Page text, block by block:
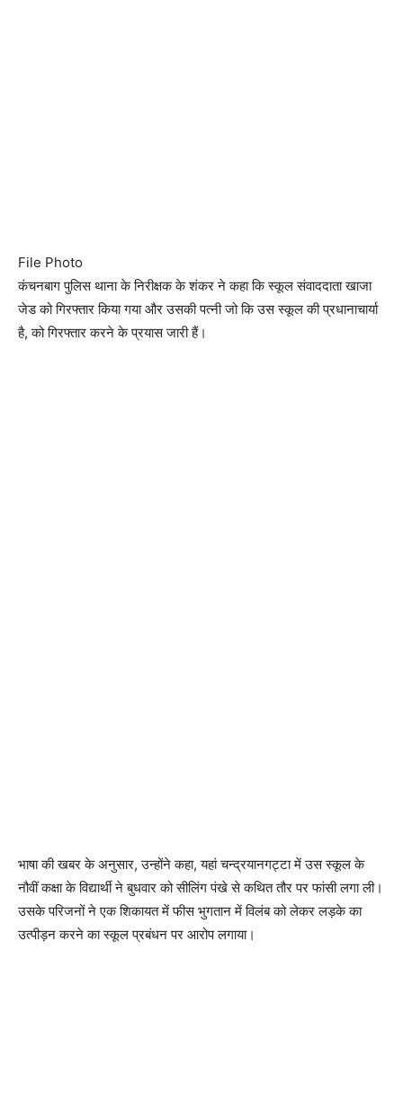
File Photo
कंचनबाग पुलिस थाना के निरीक्षक के शंकर ने कहा कि स्कूल संवाददाता खाजा
जेड को गिरफ्तार किया गया और उसकी पत्नी जो कि उस स्कूल की प्रधानाचार्या
है, को गिरफ्तार करने के प्रयास जारी हैं।
भाषा की खबर के अनुसार, उन्होंने कहा, यहां चन्द्रयानगट्टा में उस स्कूल के
नौवीं कक्षा के विद्यार्थी ने बुधवार को सीलिंग पंखे से कथित तौर पर फांसी लगा ली।
उसके परिजनों ने एक शिकायत में फीस भुगतान में विलंब को लेकर लड़के का
उत्पीड़न करने का स्कूल प्रबंधन पर आरोप लगाया।